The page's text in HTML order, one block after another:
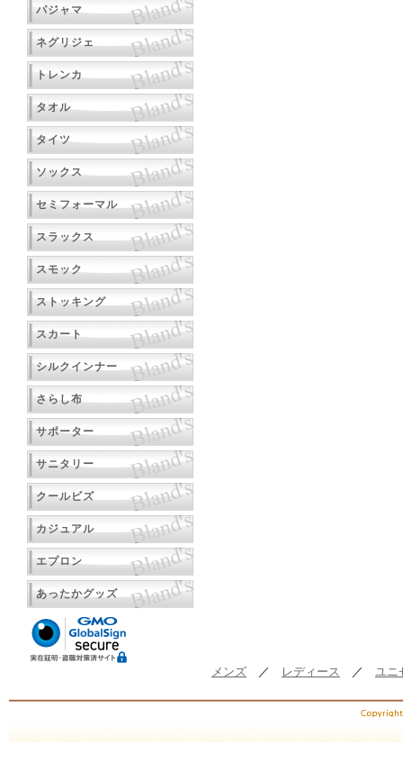
パジャマ
ネグリジェ
トレンカ
タオル
タイツ
ソックス
セミフォーマル
スラックス
スモック
ストッキング
スカート
シルクインナー
さらし布
サポーター
サニタリー
クールビズ
カジュアル
エプロン
あったかグッズ
メンズ ／ レディース ／ ユニ